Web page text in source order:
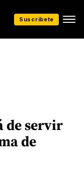
Suscríbete
de servir
de